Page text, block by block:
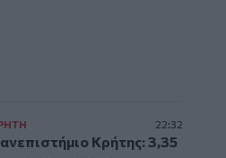
22:32
Κρήτης: 3,35